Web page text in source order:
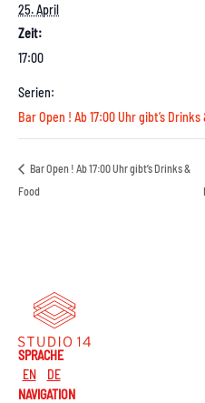
25. April
Zeit:
17:00
Serien:
Bar Open ! Ab 17:00 Uhr gibt’s Drinks
Bar Open ! Ab 17:00 Uhr gibt’s Drinks &
Food
SPRACHE
EN
DE
NAVIGATION